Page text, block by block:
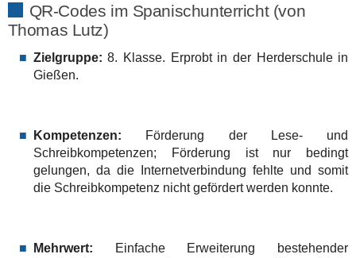
QR-Codes im Spanischunterricht (von
Thomas Lutz)
Zielgruppe: 8. Klasse. Erprobt in der Herderschule in
Gießen.
Kompetenzen: Förderung der Lese- und
Schreibkompetenzen; Förderung ist nur bedingt
gelungen, da die Internetverbindung fehlte und somit
die Schreibkompetenz nicht gefördert werden konnte.
Mehrwert: Einfache Erweiterung bestehender